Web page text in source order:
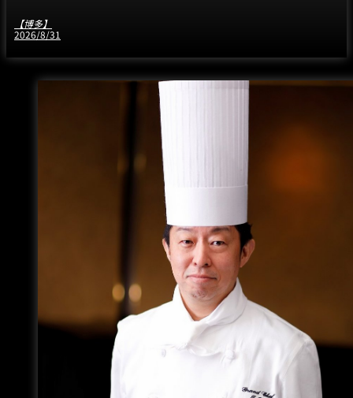
【博多】
2026/8/31